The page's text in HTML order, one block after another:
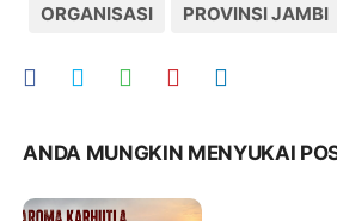
ORGANISASI
PROVINSI JAMBI
ANDA MUNGKIN MENYUKAI